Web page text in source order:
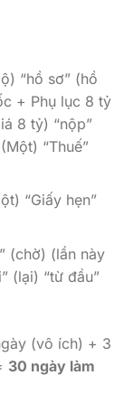
“hồ sơ” (hồ
+ Phụ lục 8 tỷ
8 tỷ) “nộp”
“Thuế”
“Giấy hẹn”
(chờ) (lần này
(lại) “từ đầu”
(vô ích) + 3
30 ngày làm